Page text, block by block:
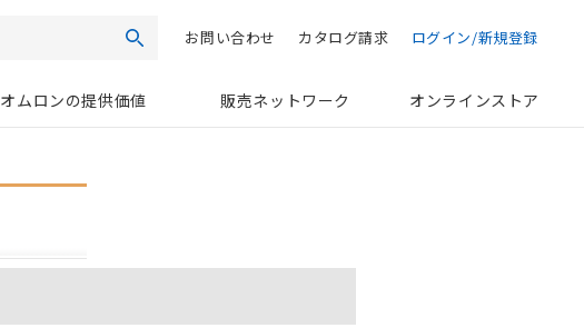
検索お問い合わせ カタログ請求 ログイン/新規登録
オムロンの提供価値 販売ネットワーク オンラインストア